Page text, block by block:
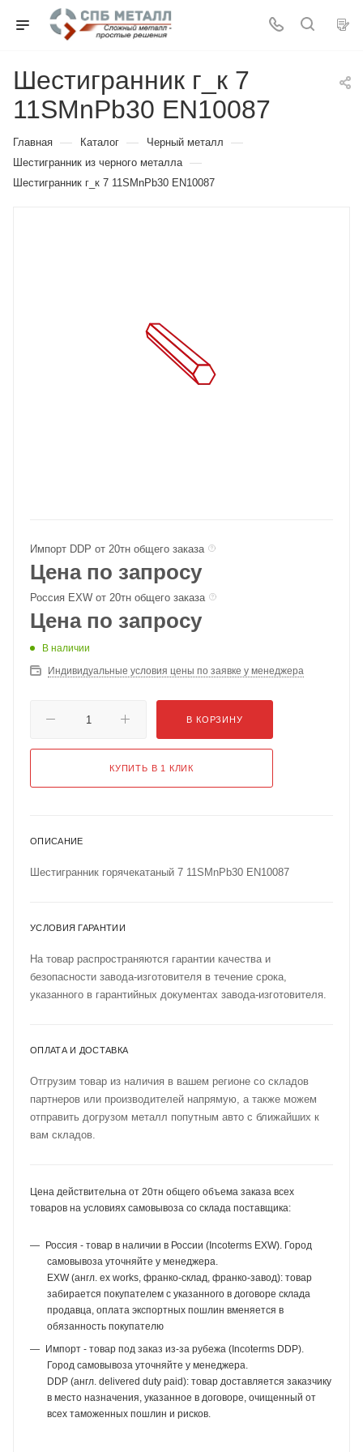
Шестигранник г_к 7
11SMnPb30 EN10087
Главная — Каталог — Черный металл —
Шестигранник из черного металла —
Шестигранник г_к 7 11SMnPb30 EN10087
Импорт DDP от 20тн общего заказа
Цена по запросу
Россия EXW от 20тн общего заказа
Цена по запросу
В наличии
Индивидуальные условия цены по заявке у менеджера
В КОРЗИНУ
КУПИТЬ В 1 КЛИК
ОПИСАНИЕ
Шестигранник горячекатаный 7 11SMnPb30 EN10087
УСЛОВИЯ ГАРАНТИИ
На товар распространяются гарантии качества и
безопасности завода-изготовителя в течение срока,
указанного в гарантийных документах завода-изготовителя.
ОПЛАТА И ДОСТАВКА
Отгрузим товар из наличия в вашем регионе со складов
партнеров или производителей напрямую, а также можем
отправить догрузом металл попутным авто с ближайших к
вам складов.
Цена действительна от 20тн общего объема заказа всех
товаров на условиях самовывоза со склада поставщика:
Россия - товар в наличии в России (Incoterms EXW). Город
самовывоза уточняйте у менеджера.
EXW (англ. ex works, франко-склад, франко-завод): товар
забирается покупателем с указанного в договоре склада
продавца, оплата экспортных пошлин вменяется в
обязанность покупателю
Импорт - товар под заказ из-за рубежа (Incoterms DDP).
Город самовывоза уточняйте у менеджера.
DDP (англ. delivered duty paid): товар доставляется заказчику
в место назначения, указанное в договоре, очищенный от
всех таможенных пошлин и рисков.